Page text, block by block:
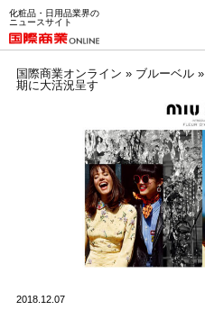
化粧品・日用品業界の
ニュースサイト
国際商業オンライン » ブルーベル»
期に大活況呈す
2018.12.07